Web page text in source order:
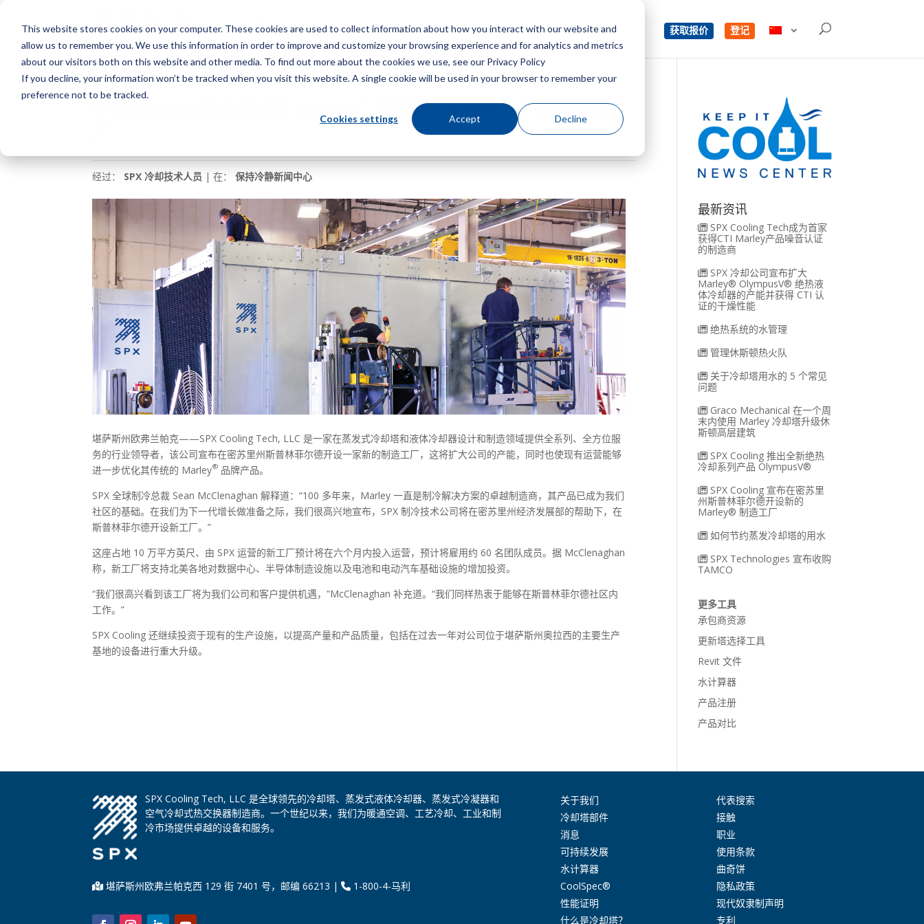
This website stores cookies on your computer. These cookies are used to collect information about how you interact with our website and
allow us to remember you. We use this information in order to improve and customize your browsing experience and for analytics and metrics
about our visitors both on this website and other media. To find out more about the cookies we use, see our Privacy Policy
If you decline, your information won’t be tracked when you visit this website. A single cookie will be used in your browser to remember your
preference not to be tracked.
Cookies settings Accept Decline
菜单 获取报价 登记
SPX Cooling 宣布开设新 Marley
密苏里州斯普林菲尔德的制造工
经过： SPX 冷却技术人员 | 在：保持冷静新闻中心
堪萨斯州欧弗兰帕克——SPX Cooling Tech, LLC 是一家在蒸发式冷却塔和液体冷却器设计和制造领域提供全系列、全方位服
务的行业领导者，该公司宣布在密苏里州斯普林菲尔德开设一家新的制造工厂，这将扩大公司的产能，同时也使现有运营能够
进一步优化其传统的 Marley®品牌产品。
SPX 全球制冷总裁 Sean McClenaghan 解释道：“100 多年来，Marley 一直是制冷解决方案的卓越制造商，其产品已成为我们
社区的基础。在我们为下一代增长做准备之际，我们很高兴地宣布，SPX 制冷技术公司将在密苏里州经济发展部的帮助下，在
斯普林菲尔德开设新工厂。”
这座占地 10 万平方英尺、由 SPX 运营的新工厂预计将在六个月内投入运营，预计将雇用约 60 名团队成员。据 McClenaghan
称，新工厂将支持北美各地对数据中心、半导体制造设施以及电池和电动汽车基础设施的增加投资。
“我们很高兴看到该工厂将为我们公司和客户提供机遇，”McClenaghan 补充道。“我们同样热衷于能够在斯普林菲尔德社区内
工作。”
SPX Cooling 还继续投资于现有的生产设施，以提高产量和产品质量，包括在过去一年对公司位于堪萨斯州奥拉西的主要生产
基地的设备进行重大升级。
最新资讯
SPX Cooling Tech成为首家
获得CTI Marley产品噪音认证
的制造商
SPX 冷却公司宣布扩大
Marley® OlympusV® 绝热液
体冷却器的产能并获得 CTI 认
证的干燥性能
绝热系统的水管理
管理休斯顿热火队
关于冷却塔用水的 5 个常见
问题
Graco Mechanical 在一个周
末内使用 Marley 冷却塔升级休
斯顿高层建筑
SPX Cooling 推出全新绝热
冷却系列产品 OlympusV®
SPX Cooling 宣布在密苏里
州斯普林菲尔德开设新的
Marley® 制造工厂
如何节约蒸发冷却塔的用水
SPX Technologies 宣布收购
TAMCO
更多工具
承包商资源
更新塔选择工具
Revit 文件
水计算器
产品注册
产品对比
SPX Cooling Tech, LLC 是全球领先的冷却塔、蒸发式液体冷却器、蒸发式冷凝器和
空气冷却式热交换器制造商。一个世纪以来，我们为暖通空调、工艺冷却、工业和制
冷市场提供卓越的设备和服务。
堪萨斯州欧弗兰帕克西 129 街 7401 号，邮编 66213 | 1-800-4-马利
关于我们
冷却塔部件
消息
可持续发展
水计算器
CoolSpec®
性能证明
什么是冷却塔？
代表搜索
接触
职业
使用条款
曲奇饼
隐私政策
现代奴隶制声明
专利